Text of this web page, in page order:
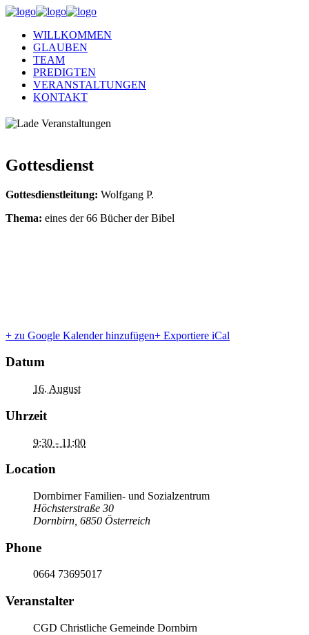
WILLKOMMEN
GLAUBEN
TEAM
PREDIGTEN
VERANSTALTUNGEN
KONTAKT
Gottesdienst
Gottesdienstleitung: Wolfgang P.
Thema: eines der 66 Bücher der Bibel
+ zu Google Kalender hinzufügen+ Exportiere iCal
Datum
16. August
Uhrzeit
9:30 - 11:00
Location
Dornbirner Familien- und Sozialzentrum
Höchsterstraße 30
Dornbirn 6850 Österreich
Phone
0664 73695017
Veranstalter
CGD Christliche Gemeinde Dornbirn